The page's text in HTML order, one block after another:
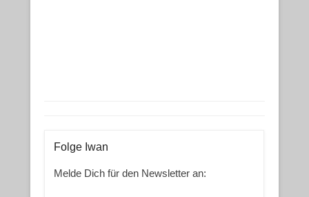
Folge Iwan
Melde Dich für den Newsletter an: